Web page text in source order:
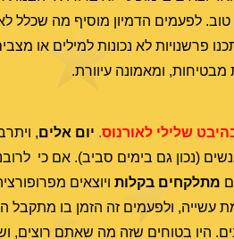
טוב. לפעמים הדמיון מוסיף מה שכלל
פרשנויות לא נכונות למילים או
ומאמונה עיוורת.
שלילי לאורנוס. יום אלים,
(נכון גם בימים סביב). אם כי
מתלקחים בקלות ויוצאים
עשייה, ולפעמים זה הזמן בו מתקבל
היו בטוחים שזה מה שאתם